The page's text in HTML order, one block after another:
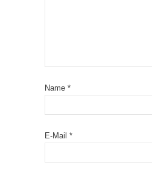
Name *
E-Mail *